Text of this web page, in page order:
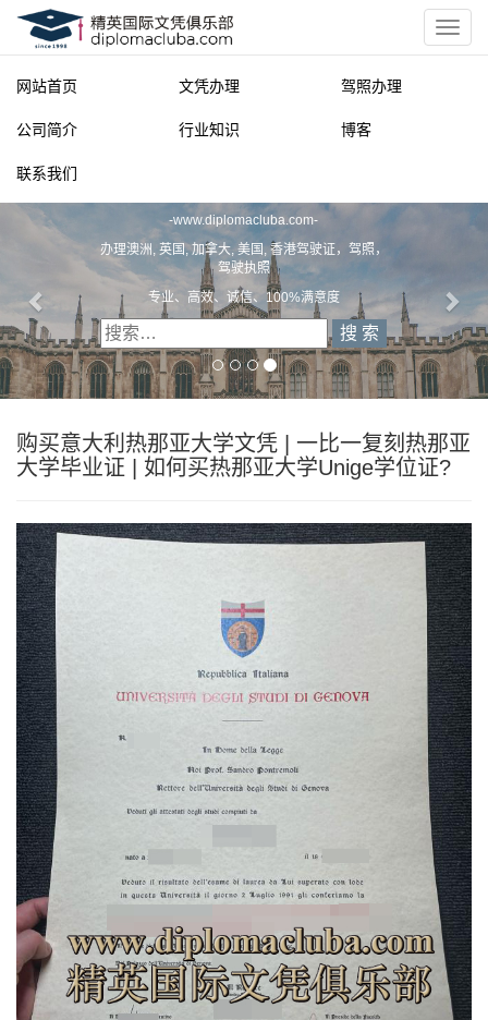
网站首页 文凭办理 驾照办理
公司简介 行业知识 博客
联系我们
-www.diplomacluba.com-
办理澳洲, 英国, 加拿大, 美国, 香港驾驶证，驾照，
驾驶执照
专业、高效、诚信、100%满意度
购买意大利热那亚大学文凭 | 一比一复刻热那亚
大学毕业证 | 如何买热那亚大学Unige学位证?